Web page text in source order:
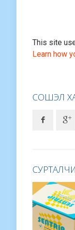
This site
Learn how
СОШЭЛ